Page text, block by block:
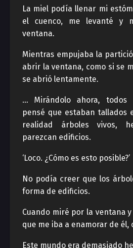
La miel podía llenar mi
el cuenco, me levanté y
ventana.
Mientras empujaba la
abrir la ventana, como si se
se abrió lentamente.
… Mirándolo ahora, todos
pensé que estaban tallados
realidad árboles vivos,
parezcan edificios.
‘Loco. ¿Cómo es esto posible?’
No podía creer que los
forma de edificios.
Cuando miré por la ventana
que me iba a enamorar de él,
Este mundo era demasiado